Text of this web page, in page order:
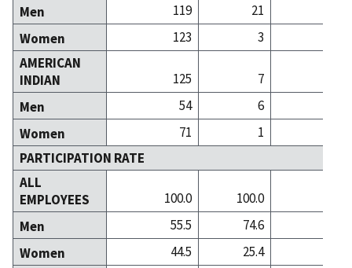
Men
119 21
Women
123 3
AMERICAN
INDIAN
125 7
Men
54
6
Women
71
1
PARTICIPATION RATE
ALL
EMPLOYEES
100.0 100.0
Men
55.5 74.6
Women
44.5 25.4